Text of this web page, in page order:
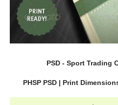
PSD - Sport Trading
PHSP PSD | Print